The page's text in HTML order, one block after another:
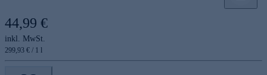
44,99 €
inkl. MwSt.
299,93 € / 1 l